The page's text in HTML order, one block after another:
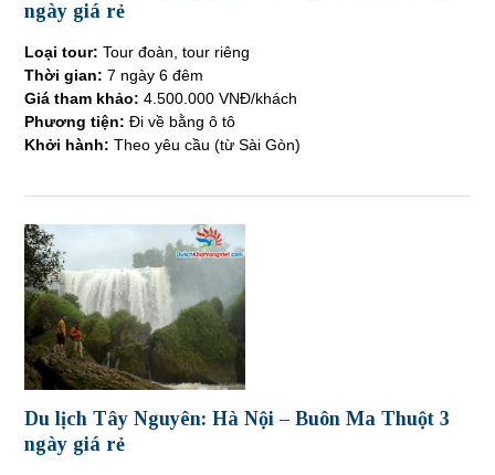
ngày giá rẻ
Loại tour:Tour đoàn, tour riêng
Thời gian:7 ngày 6 đêm
Giá tham khảo:4.500.000 VNĐ/khách
Phương tiện:Đi về bằng ô tô
Khởi hành:Theo yêu cầu (từ Sài Gòn)
Du lịch Tây Nguyên: Hà Nội – Buôn Ma Thuột 3
ngày giá rẻ